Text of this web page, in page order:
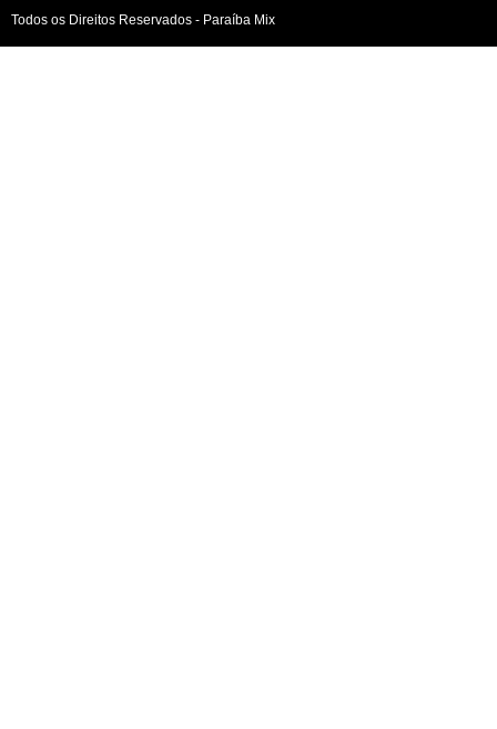
Todos os Direitos Reservados - Paraíba Mix